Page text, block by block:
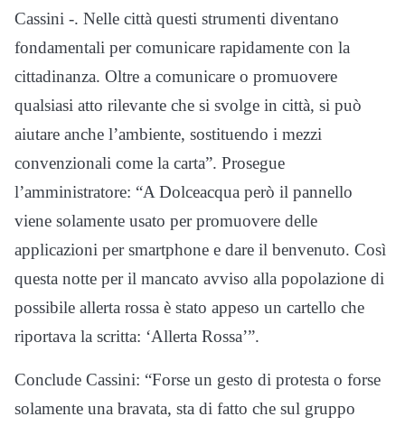
Cassini -. Nelle città questi strumenti diventano
fondamentali per comunicare rapidamente con la
cittadinanza. Oltre a comunicare o promuovere
qualsiasi atto rilevante che si svolge in città, si può
aiutare anche l’ambiente, sostituendo i mezzi
convenzionali come la carta”. Prosegue
l’amministratore: “A Dolceacqua però il pannello
viene solamente usato per promuovere delle
applicazioni per smartphone e dare il benvenuto. Così
questa notte per il mancato avviso alla popolazione di
possibile allerta rossa è stato appeso un cartello che
riportava la scritta: ‘Allerta Rossa’”.
Conclude Cassini: “Forse un gesto di protesta o forse
solamente una bravata, sta di fatto che sul gruppo